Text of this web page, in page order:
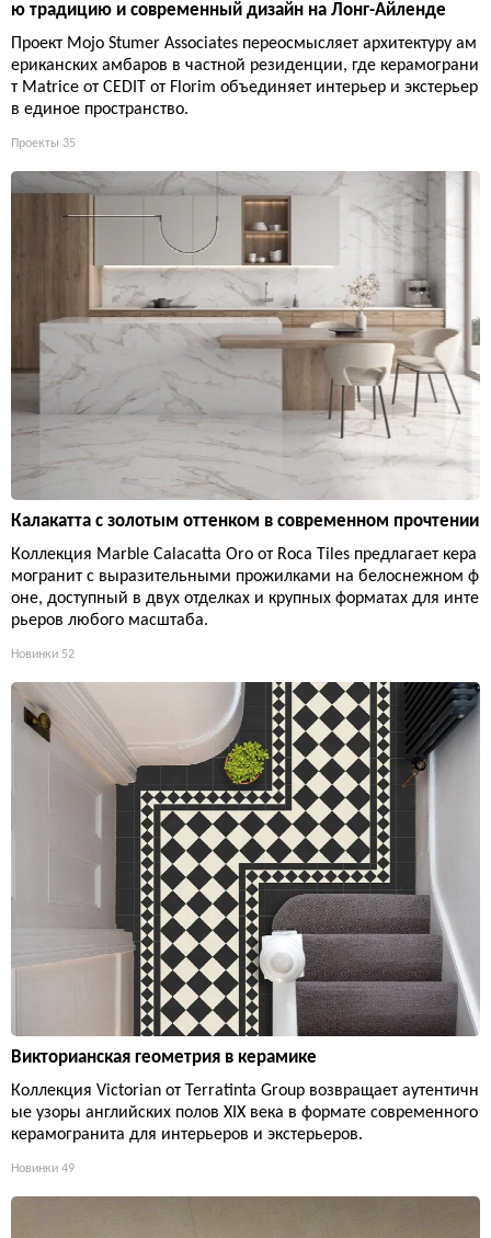
ю традицию и современный дизайн на Лонг-Айленде
Проект Mojo Stumer Associates переосмысляет архитектуру ам
ериканских амбаров в частной резиденции, где керамограни
т Matrice от CEDIT от Florim объединяет интерьер и экстерьер
в единое пространство.
Проекты 35
Калакатта с золотым оттенком в современном прочтении
Коллекция Marble Calacatta Oro от Roca Tiles предлагает кера
могранит с выразительными прожилками на белоснежном ф
оне, доступный в двух отделках и крупных форматах для инте
рьеров любого масштаба.
Новинки 52
Викторианская геометрия в керамике
Коллекция Victorian от Terratinta Group возвращает аутентичн
ые узоры английских полов XIX века в формате современного
керамогранита для интерьеров и экстерьеров.
Новинки 49